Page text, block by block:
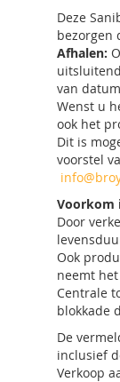
Deze
bezorgen
Afhalen:
van
Wenst u
ook het
Dit is
voorstel
Voorkom
Door
Ook
neemt
Centrale
blokkade
De
inclusief
Verkoop